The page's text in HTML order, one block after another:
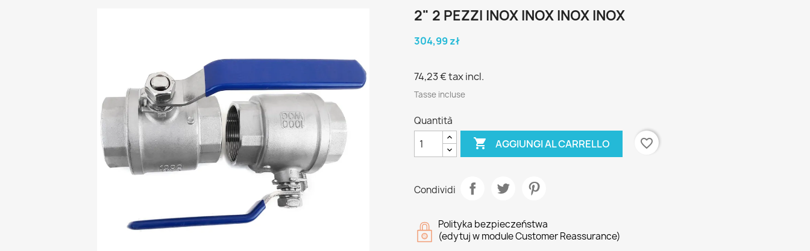
2" 2 PEZZI INOX INOX INOX INOX
304,99 zł
74,23 €tax incl.
Tasse incluse
Quantità
 AGGIUNGI AL CARRELLO favorite_border
Condividi
Polityka bezpieczeństwa
(edytuj w module Customer Reassurance)